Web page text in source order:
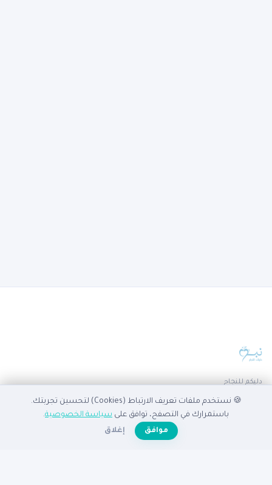
دليكم للنجاح
الشركات المميزةالأنشطة التجارية
🍪 نستخدم ملفات تعريف الارتباط (Cookies) لتحسين تجربتك.
باستمرارك في التصفح، توافق على سياسة الخصوصية.
موافق
إغلاق